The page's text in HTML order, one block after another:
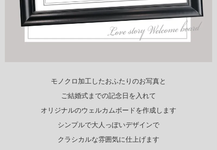
モノクロ加工したおふたりのお写真と
ご結婚式までの記念日を入れて
オリジナルのウェルカムボードを作成します
シンプルで大人っぽいデザインで
クラシカルな雰囲気に仕上げます